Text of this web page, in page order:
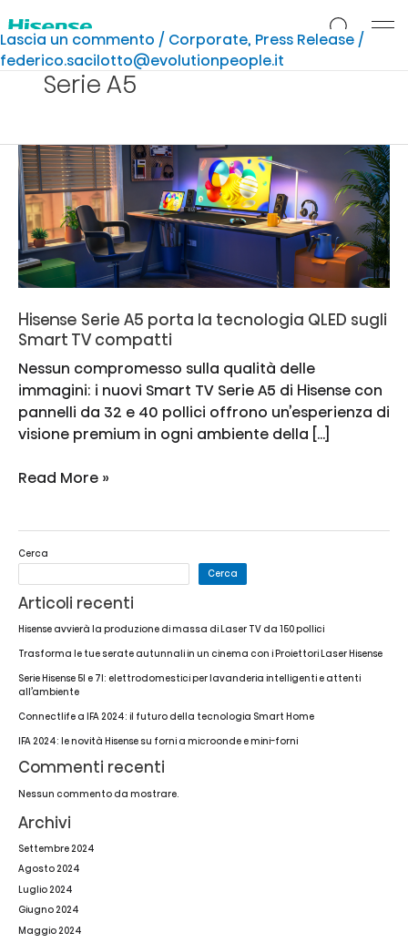
al
contenuto
Serie A5
Hisense Serie A5 porta la tecnologia QLED sugli
Smart TV compatti
Lascia un commento / Corporate, Press Release /
federico.sacilotto@evolutionpeople.it
Nessun compromesso sulla qualità delle
immagini: i nuovi Smart TV Serie A5 di Hisense con
pannelli da 32 e 40 pollici offrono un’esperienza di
visione premium in ogni ambiente della […]
Hisense
la
tecnologia
QLED
sugli
Smart
TV
compatti
Read More »
Cerca
Cerca
Articoli recenti
Hisense avvierà la produzione di massa di Laser TV da 150 pollici
Trasforma le tue serate autunnali in un cinema con i Proiettori Laser Hisense
Serie Hisense 5I e 7I: elettrodomestici per lavanderia intelligenti e attenti
all’ambiente
Connectlife a IFA 2024: il futuro della tecnologia Smart Home
IFA 2024: le novità Hisense su forni a microonde e mini-forni
Commenti recenti
Nessun commento da mostrare.
Archivi
Settembre 2024
Agosto 2024
Luglio 2024
Giugno 2024
Maggio 2024